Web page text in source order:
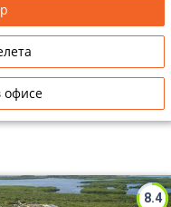
офисе
8.4